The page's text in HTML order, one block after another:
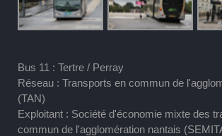
Bus 11 : Tertre / Perray
Réseau : Transports en commun de
(TAN)
Exploitant : Société d'économie mixte des
commun de l'agglomération nantais